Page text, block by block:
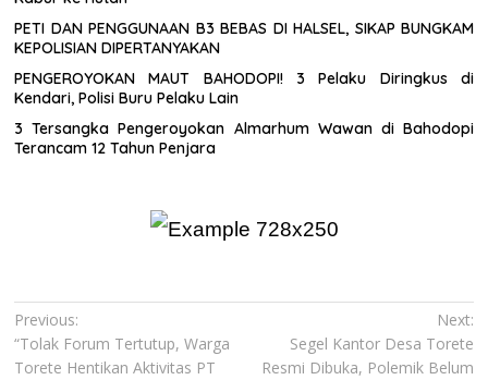
PETI DAN PENGGUNAAN B3 BEBAS DI HALSEL, SIKAP BUNGKAM
KEPOLISIAN DIPERTANYAKAN
PENGEROYOKAN MAUT BAHODOPI! 3 Pelaku Diringkus di
Kendari, Polisi Buru Pelaku Lain
3 Tersangka Pengeroyokan Almarhum Wawan di Bahodopi
Terancam 12 Tahun Penjara
Navigasi
pos
Previous:
“Tolak Forum Tertutup, Warga
Torete Hentikan Aktivitas PT
Next:
Segel Kantor Desa Torete
Resmi Dibuka, Polemik Belum